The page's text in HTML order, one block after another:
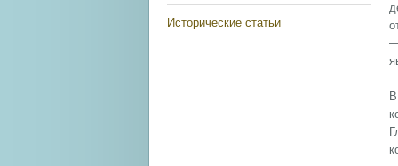
Исторические статьи
—